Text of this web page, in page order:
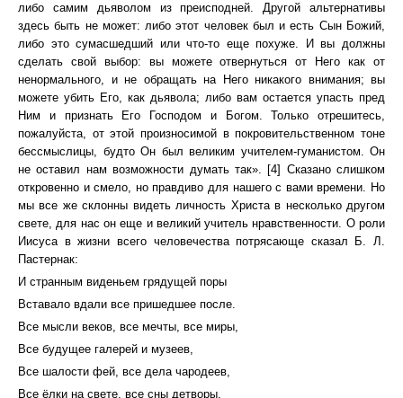
либо самим дьяволом из преисподней. Другой альтернативы
здесь быть не может: либо этот человек был и есть Сын Божий,
либо это сумасшедший или что-то еще похуже. И вы должны
сделать свой выбор: вы можете отвернуться от Него как от
ненормального, и не обращать на Него никакого внимания; вы
можете убить Его, как дьявола; либо вам остается упасть пред
Ним и признать Его Господом и Богом. Только отрешитесь,
пожалуйста, от этой произносимой в покровительственном тоне
бессмыслицы, будто Он был великим учителем-гуманистом. Он
не оставил нам возможности думать так». [4] Сказано слишком
откровенно и смело, но правдиво для нашего с вами времени. Но
мы все же склонны видеть личность Христа в несколько другом
свете, для нас он еще и великий учитель нравственности. О роли
Иисуса в жизни всего человечества потрясающе сказал Б. Л.
Пастернак:
И странным виденьем грядущей поры
Вставало вдали все пришедшее после.
Все мысли веков, все мечты, все миры,
Все будущее галерей и музеев,
Все шалости фей, все дела чародеев,
Все ёлки на свете, все сны детворы.